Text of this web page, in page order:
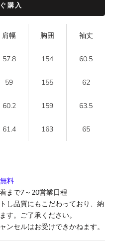
購入
肩幅 胸囲 袖丈
57.8 154 60.5
59 155 62
60.2 159 63.5
61.4 163 65
料
まで7～ 20営業日程
し品質にもこだわっており、納
す。ご了承ください。
セルはお受けできかねます。